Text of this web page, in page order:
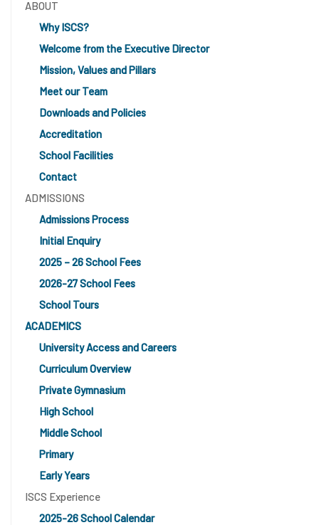
ABOUT
Why ISCS?
Welcome from the Executive Director
Mission, Values and Pillars
Meet our Team
Downloads and Policies
Accreditation
School Facilities
Contact
ADMISSIONS
Admissions Process
Initial Enquiry
2025 – 26 School Fees
2026-27 School Fees
School Tours
ACADEMICS
University Access and Careers
Curriculum Overview
Private Gymnasium
High School
Middle School
Primary
Early Years
ISCS Experience
2025-26 School Calendar